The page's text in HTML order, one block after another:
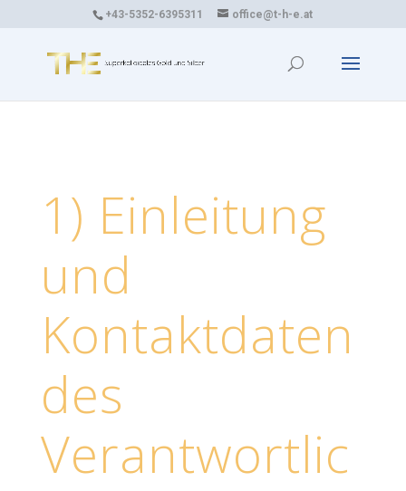
+43-5352-6395311 office@t-h-e.at
1) Einleitung
und
Kontaktdaten
des
Verantwortlic